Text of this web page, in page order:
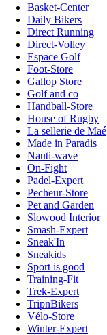
Basket-Center
Daily Bikers
Direct Running
Direct-Volley
Espace Golf
Foot-Store
Gallop Store
Golf and co
Handball-Store
House of Rugby
La sellerie de Maé
Made in Paradis
Nauti-wave
On-Fight
Padel-Expert
Pecheur-Store
Pet and Garden
Slowood Interior
Smash-Expert
Sneak'In
Sneakids
Sport is good
Training-Fit
Trek-Expert
TripnBikers
Vélo-Store
Winter-Expert